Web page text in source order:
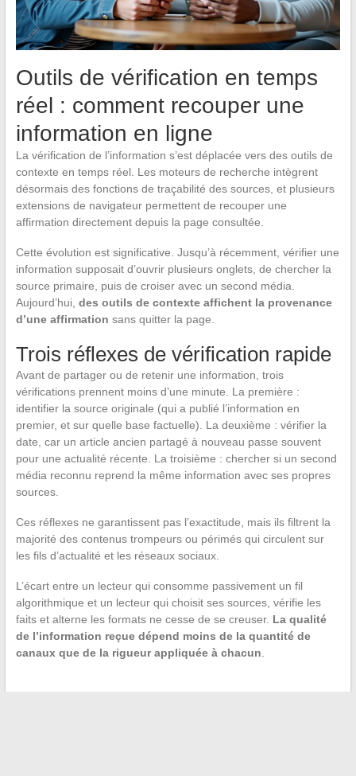
Outils de vérification en temps
réel : comment recouper une
information en ligne
La vérification de l’information s’est déplacée vers des outils de
contexte en temps réel. Les moteurs de recherche intègrent
désormais des fonctions de traçabilité des sources, et plusieurs
extensions de navigateur permettent de recouper une
affirmation directement depuis la page consultée.
Cette évolution est significative. Jusqu’à récemment, vérifier une
information supposait d’ouvrir plusieurs onglets, de chercher la
source primaire, puis de croiser avec un second média.
Aujourd’hui, des outils de contexte affichent la provenance
d’une affirmation sans quitter la page.
Trois réflexes de vérification rapide
Avant de partager ou de retenir une information, trois
vérifications prennent moins d’une minute. La première :
identifier la source originale (qui a publié l’information en
premier, et sur quelle base factuelle). La deuxième : vérifier la
date, car un article ancien partagé à nouveau passe souvent
pour une actualité récente. La troisième : chercher si un second
média reconnu reprend la même information avec ses propres
sources.
Ces réflexes ne garantissent pas l’exactitude, mais ils filtrent la
majorité des contenus trompeurs ou périmés qui circulent sur
les fils d’actualité et les réseaux sociaux.
L’écart entre un lecteur qui consomme passivement un fil
algorithmique et un lecteur qui choisit ses sources, vérifie les
faits et alterne les formats ne cesse de se creuser. La qualité
de l’information reçue dépend moins de la quantité de
canaux que de la rigueur appliquée à chacun.